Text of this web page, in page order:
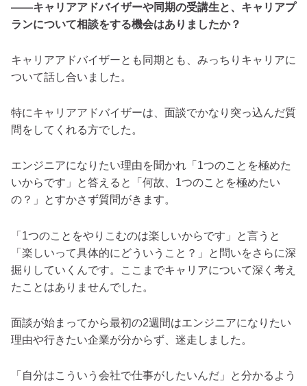
――キャリアアドバイザーや同期の受講生と、キャリアプ
ランについて相談をする機会はありましたか？
キャリアアドバイザーとも同期とも、みっちりキャリアに
ついて話し合いました。
特にキャリアアドバイザーは、面談でかなり突っ込んだ質
問をしてくれる方でした。
エンジニアになりたい理由を聞かれ「1つのことを極めた
いからです」と答えると「何故、1つのことを極めたい
の？」とすかさず質問がきます。
「1つのことをやりこむのは楽しいからです」と言うと
「楽しいって具体的にどういうこと？」と問いをさらに深
掘りしていくんです。ここまでキャリアについて深く考え
たことはありませんでした。
面談が始まってから最初の2週間はエンジニアになりたい
理由や行きたい企業が分からず、迷走しました。
「自分はこういう会社で仕事がしたいんだ」と分かるよう